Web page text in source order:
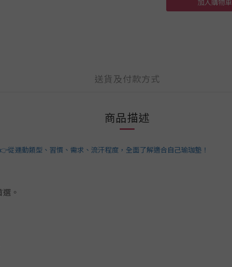
加入購物車
送貨及付款方式
商品描述
👉從運動類型、習慣、需求、流汗程度，全面了解適合自己瑜珈墊！
。